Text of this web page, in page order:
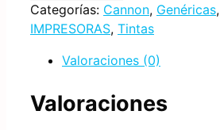
Categorías: Cannon, Genéricas,
IMPRESORAS, Tintas
Valoraciones (0)
Valoraciones